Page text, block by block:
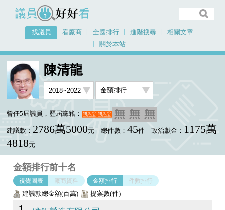
議員好好看
找議員 看廠商 全國排行 進階搜尋
相關文章
關於本站
首頁 找議員
陳清龍
曾任5屆議員，歷屆黨籍：
建議款： 2786萬5000元 總件數： 45件 政治獻金： 1175萬
4818元
金額排行前十名
視覺圖表 廠商資料 金額排行 件數排行
建議款總金額(百萬) 提案數(件)